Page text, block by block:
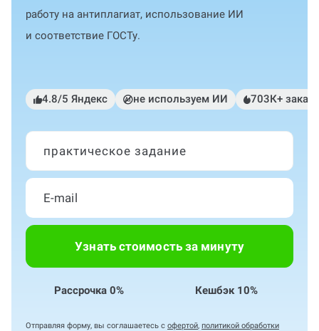
работу на антиплагиат, использование ИИ
и соответствие ГОСТу.
4.8/5 Яндекс не используем ИИ 703К+
практическое задание
Узнать стоимость за минуту
Рассрочка 0% Кешбэк 10%
Отправляя форму, вы соглашаетесь с офертой, политикой обработки